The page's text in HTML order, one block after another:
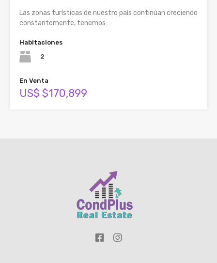
Las zonas turísticas de nuestro país continúan creciendo
constantemente, tenemos…
Habitaciones
2
En Venta
US$ $170,899